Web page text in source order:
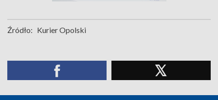
Źródło: Kurier Opolski